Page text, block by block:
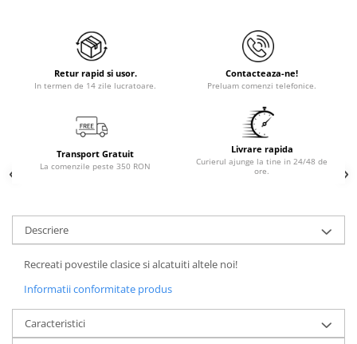
Retur rapid si usor.
In termen de 14 zile lucratoare.
Contacteaza-ne!
Preluam comenzi telefonice.
Transport Gratuit
La comenzile peste 350 RON
Livrare rapida
Curierul ajunge la tine in 24/48 de
ore.
Descriere
Recreati povestile clasice si alcatuiti altele noi!
Informatii conformitate produs
Caracteristici